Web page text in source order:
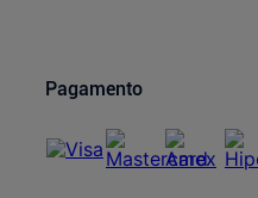
Pagamento